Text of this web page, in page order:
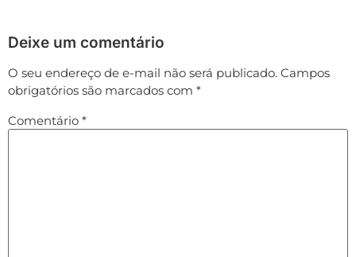
Deixe um comentário
O seu endereço de e-mail não será publicado. Campos
obrigatórios são marcados com *
Comentário *